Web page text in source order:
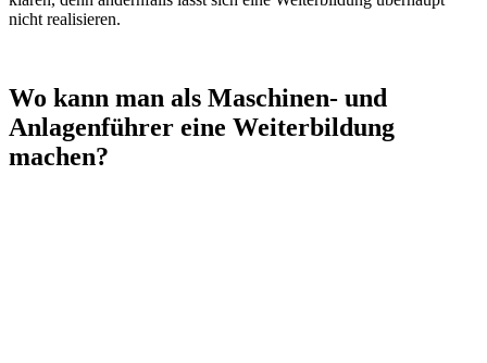
nicht realisieren.
Wo kann man als Maschinen- und
Anlagenführer eine Weiterbildung
machen?